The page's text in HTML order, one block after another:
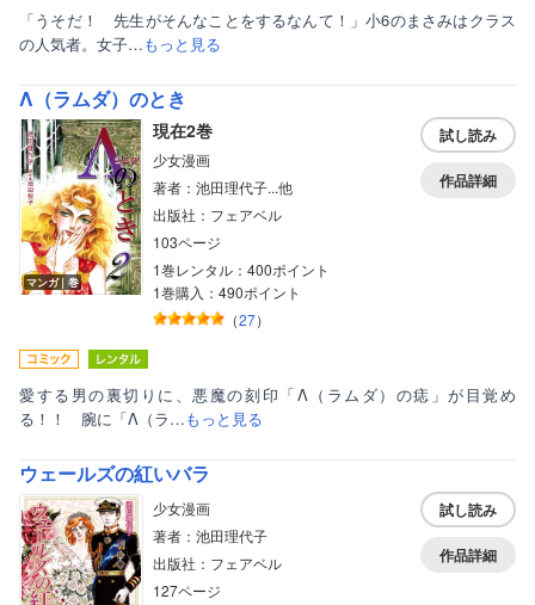
「うそだ！ 先生がそんなことをするなんて！」小6のまさみはクラス
の人気者。女子…もっと見る
Λ（ラムダ）のとき
マンガ｜巻
現在2巻
少女漫画
著者：池田理代子...他
出版社：フェアベル
103ページ
1巻レンタル：400ポイント
1巻購入：490ポイント
（27）
試し読み
作品詳細
愛する男の裏切りに、悪魔の刻印「Λ（ラムダ）の痣」が目覚め
る！！ 腕に「Λ（ラ…もっと見る
ウェールズの紅いバラ
少女漫画
著者：池田理代子
出版社：フェアベル
127ページ
試し読み
作品詳細
ティーンズラブ
美女・美少女
女性写真集